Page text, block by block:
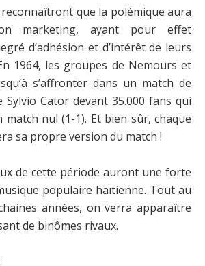
reconnaîtront que la polémique aura
marketing, ayant pour effet
d’adhésion et d’intérêt de leurs
1964, les groupes de Nemours et
s’affronter dans un match de
Cator devant 35.000 fans qui
nul (1-1). Et bien sûr, chaque
sa propre version du match !
de cette période auront une forte
populaire haïtienne. Tout au
années, on verra apparaître
de binômes rivaux.